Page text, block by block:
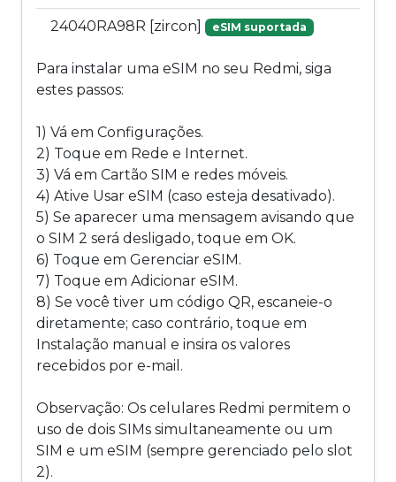
24040RA98R [zircon] eSIM suportada
Para instalar uma eSIM no seu Redmi, siga
estes passos:
1) Vá em Configurações.
2) Toque em Rede e Internet.
3) Vá em Cartão SIM e redes móveis.
4) Ative Usar eSIM (caso esteja desativado).
5) Se aparecer uma mensagem avisando que
o SIM 2 será desligado, toque em OK.
6) Toque em Gerenciar eSIM.
7) Toque em Adicionar eSIM.
8) Se você tiver um código QR, escaneie-o
diretamente; caso contrário, toque em
Instalação manual e insira os valores
recebidos por e-mail.
Observação: Os celulares Redmi permitem o
uso de dois SIMs simultaneamente ou um
SIM e um eSIM (sempre gerenciado pelo slot
2).